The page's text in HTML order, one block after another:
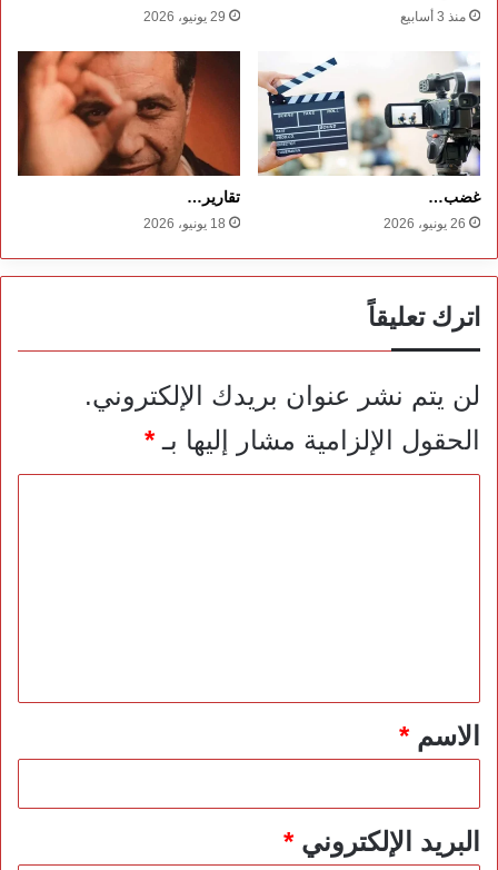
منذ 3 أسابيع 29 يونيو، 2026
غضب…
26 يونيو، 2026
تقارير…
18 يونيو، 2026
اترك تعليقاً
لن يتم نشر عنوان بريدك الإلكتروني.
الحقول الإلزامية مشار إليها بـ*
*الاسم*
البريد الإلكتروني*